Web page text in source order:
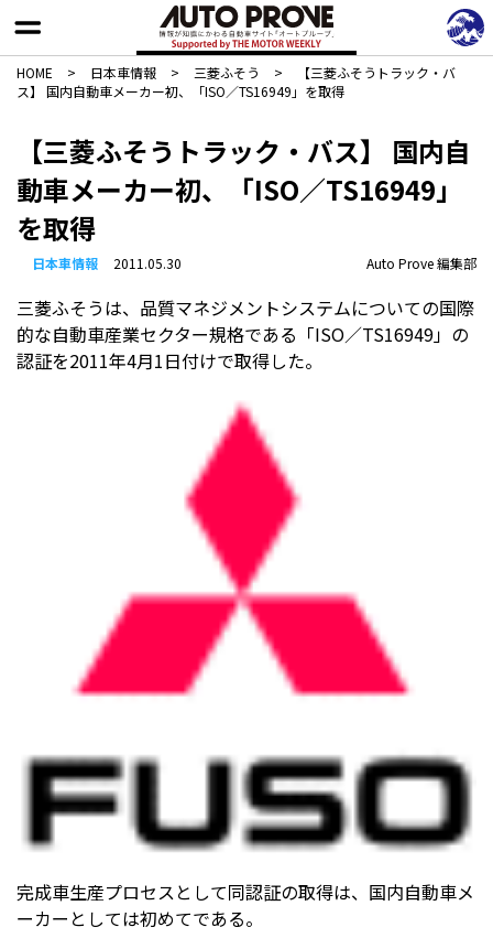
HOME > 日本車情報​ > 三菱ふそう >
【三菱ふそうトラック・バ
ス】 国内自動車メーカー初、「ISO／TS16949」を取得
【三菱ふそうトラック・バス】 国内自
動車メーカー初、「ISO／TS16949」
を取得
日本車情報​ 2011.05.30 Auto Prove 編集部
三菱ふそうは、品質マネジメントシステムについての国際
的な自動車産業セクター規格である「ISO／TS16949」の
認証を2011年4月1日付けで取得した。
完成車生産プロセスとして同認証の取得は、国内自動車メ
ーカーとしては初めてである。